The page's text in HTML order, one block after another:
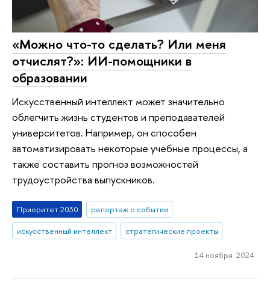
«Можно что-то сделать? Или меня
отчислят?»: ИИ-помощники в
образовании
Искусственный интеллект может значительно
облегчить жизнь студентов и преподавателей
университетов. Например, он способен
автоматизировать некоторые учебные процессы, а
также составить прогноз возможностей
трудоустройства выпускников.
Приоритет 2030
репортаж о событии
искусственный интеллект
стратегические проекты
14 ноября 2024